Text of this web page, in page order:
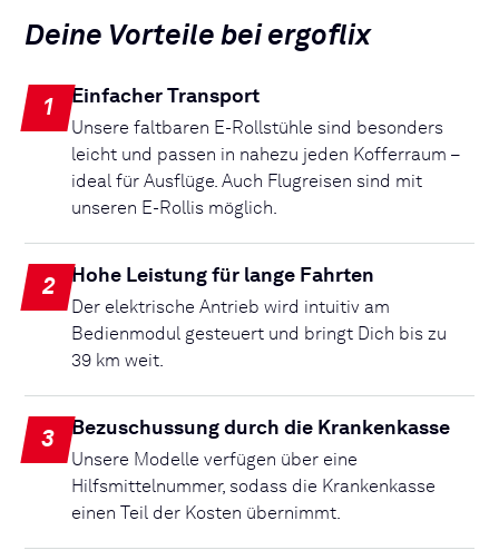
Deine Vorteile bei ergoflix
1 Einfacher Transport
Unsere faltbaren E-Rollstühle sind besonders
leicht und passen in nahezu jeden Kofferraum –
ideal für Ausflüge. Auch Flugreisen sind mit
unseren E-Rollis möglich.
2 Hohe Leistung für lange Fahrten
Der elektrische Antrieb wird intuitiv am
Bedienmodul gesteuert und bringt Dich bis zu
39 km weit.
3 Bezuschussung durch die Krankenkasse
Unsere Modelle verfügen über eine
Hilfsmittelnummer, sodass die Krankenkasse
einen Teil der Kosten übernimmt.